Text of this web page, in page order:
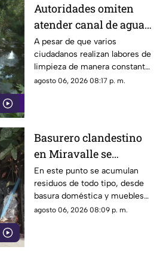
Autoridades omiten
atender canal de agua
contaminado en
Tonalá
A pesar de que varios
ciudadanos realizan labores de
limpieza de manera constante
en la zona, algunas personas
agosto 06, 2026 08:17 p. m.
Basurero clandestino
en Miravalle se
convierte en un foco de
infección por
acumulación de
residuos.
En este punto se acumulan
residuos de todo tipo, desde
basura doméstica y muebles
viejos hasta animales muertos,
agosto 06, 2026 08:09 p. m.